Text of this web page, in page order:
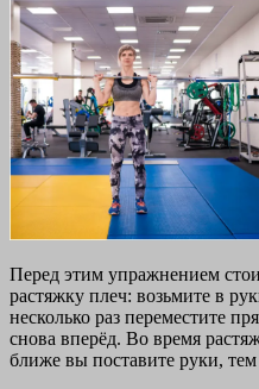
Перед этим упражнением
растяжку плеч: возьмите в
несколько раз переместите
снова вперёд. Во время
ближе вы поставите руки,